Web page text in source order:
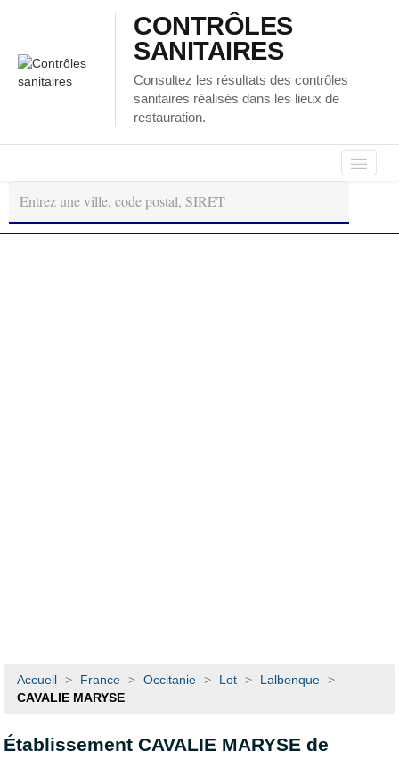
CONTRÔLES
SANITAIRES
Consultez les résultats des contrôles
sanitaires réalisés dans les lieux de
restauration.
Autour
de
moi
Régions
Accueil > France > Occitanie > Lot > Lalbenque >
CAVALIE MARYSE
Établissement CAVALIE MARYSE de